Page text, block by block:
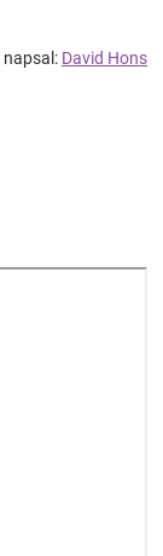
napsal: David Hons